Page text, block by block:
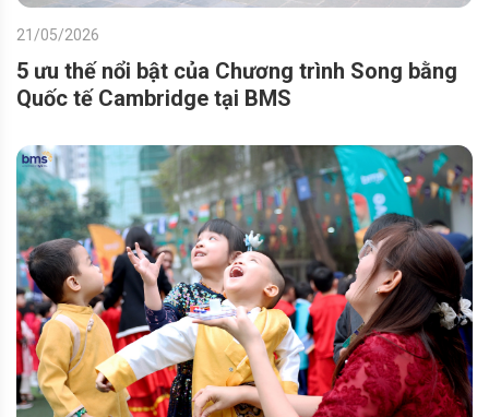
21/05/2026
5 ưu thế nổi bật của Chương trình Song bằng
Quốc tế Cambridge tại BMS